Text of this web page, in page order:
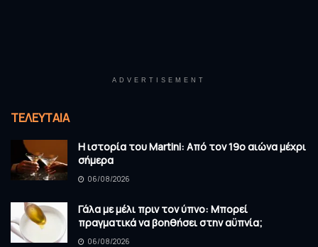
ADVERTISEMENT
ΤΕΛΕΥΤΑΊΑ
Η ιστορία του Martini: Από τον 19ο αιώνα μέχρι
σήμερα
06/08/2026
Γάλα με μέλι πριν τον ύπνο: Μπορεί
πραγματικά να βοηθήσει στην αϋπνία;
06/08/2026